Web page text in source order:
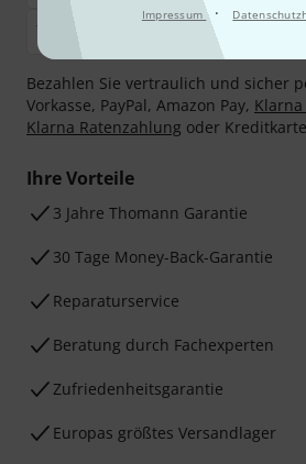
Impressum ·
Bezahlen Sie vertraulich und sicher
Vorkasse, PayPal, Amazon Pay,
Klarna Ratenzahlung oder
Ihre Vorteile
3 Jahre Thomann Garantie
30 Tage Money-Back-Garantie
Reparaturservice
Beratung durch Fachexperten
Zufriedenheitsgarantie
Europas größtes Versandlager